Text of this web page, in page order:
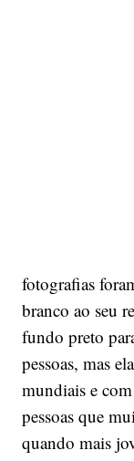
fotografias
branco ao seu
fundo preto
pessoas, mas
mundiais e
pessoas que
quando mais